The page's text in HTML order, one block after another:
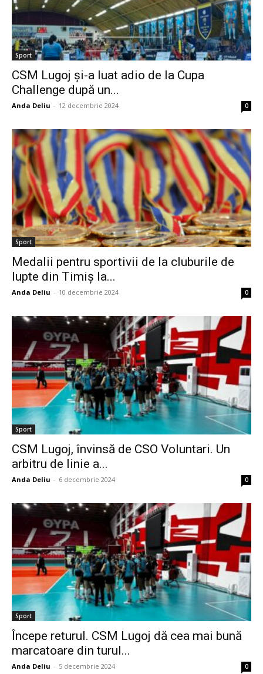
Sport
CSM Lugoj și-a luat adio de la Cupa
Challenge după un...
Anda Deliu - 12 decembrie 2024 0
Sport
Medalii pentru sportivii de la cluburile de
lupte din Timiș la...
Anda Deliu - 10 decembrie 2024 0
Sport
CSM Lugoj, învinsă de CSO Voluntari. Un
arbitru de linie a...
Anda Deliu - 6 decembrie 2024 0
Sport
Începe returul. CSM Lugoj dă cea mai bună
marcatoare din turul...
Anda Deliu - 5 decembrie 2024 0